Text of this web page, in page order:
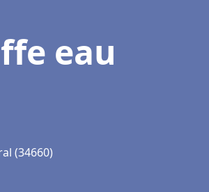
eau
(34660)